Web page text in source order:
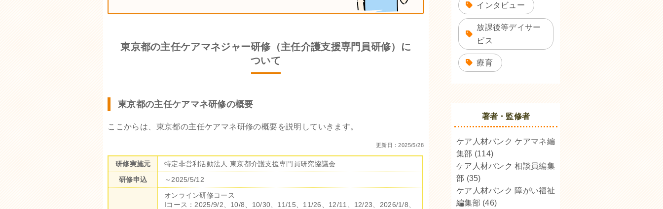
東京都の主任ケアマネジャー研修（主任介護支援専門員研修）に
ついて
東京都の主任ケアマネ研修の概要
ここからは、東京都の主任ケアマネ研修の概要を説明していきます。
更新日：2025/5/28
研修実施元
特定非営利活動法人 東京都介護支援専門員研究協議会
研修申込
～2025/5/12
オンライン研修コース
Iコース：2025/9/2、10/8、10/30、11/15、11/26、12/11、12/23、2026/1/8、
インタビュー
放課後等デイサー
ビス
療育
著者・監修者
ケア人材バンク ケアマネ編
集部 (114)
ケア人材バンク 相談員編集
部 (35)
ケア人材バンク 障がい福祉
編集部 (46)